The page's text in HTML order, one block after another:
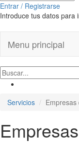
Entrar / Registrarse
Introduce tus datos para
Menu principal
Servicios